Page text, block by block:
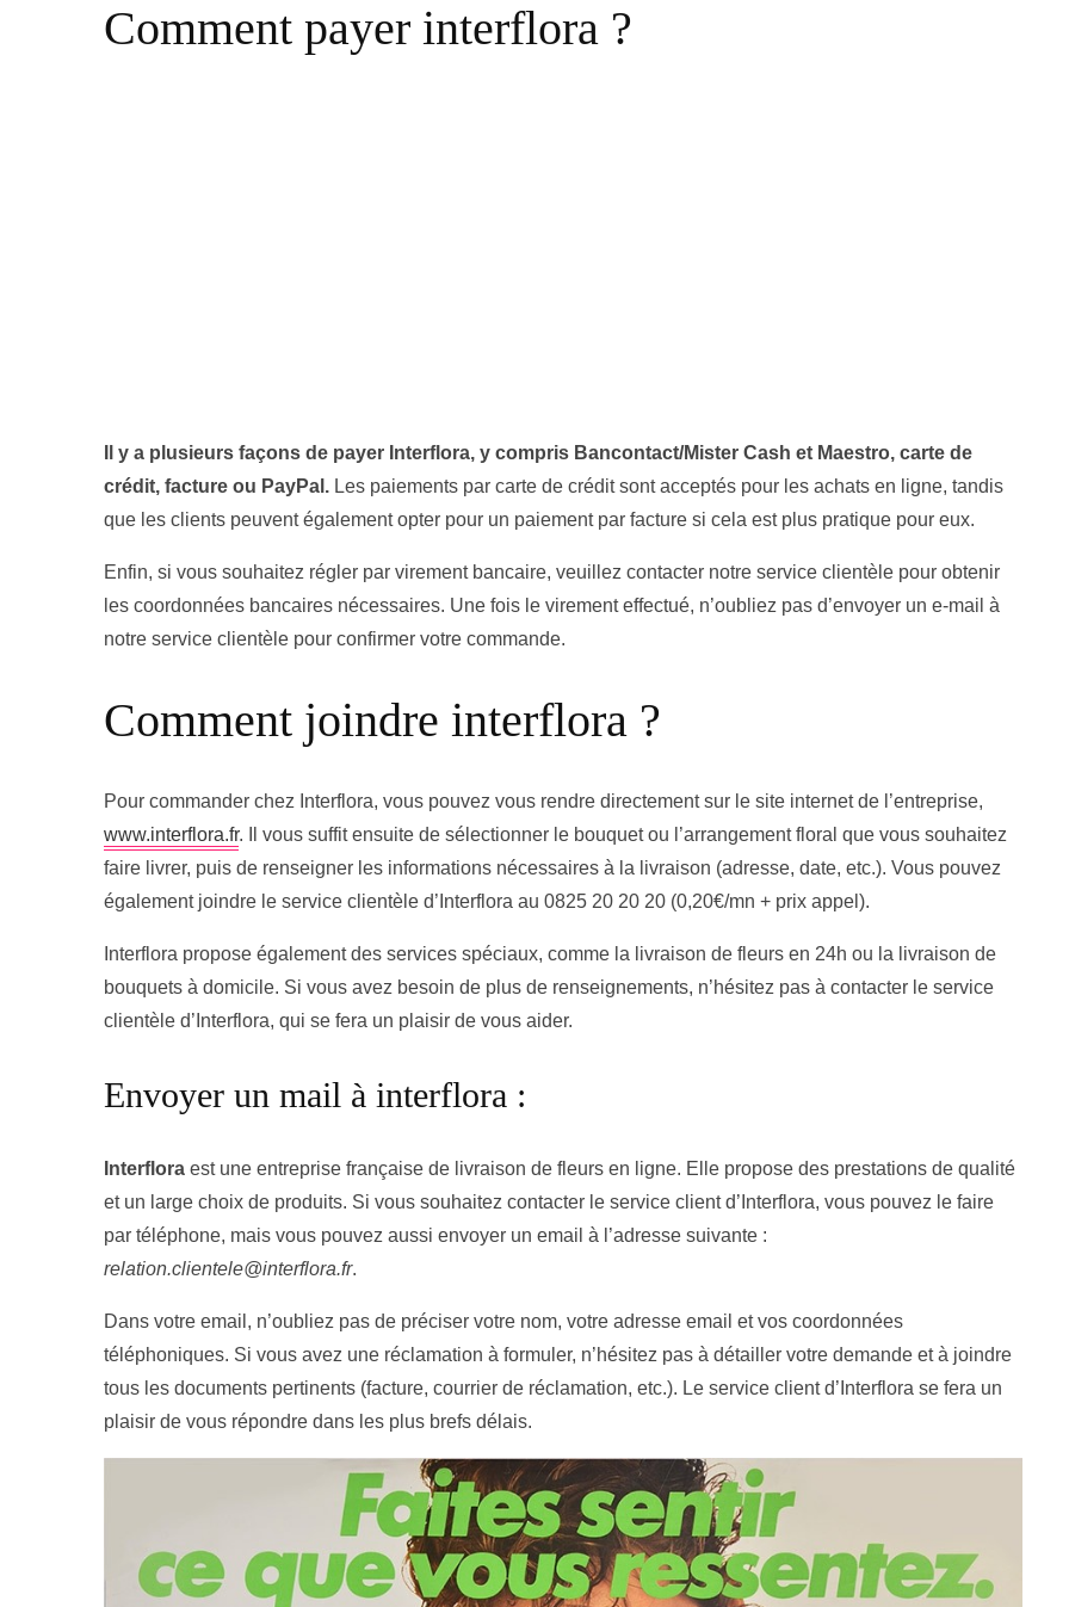
Comment payer interflora ?
Il y a plusieurs façons de payer Interflora, y compris Bancontact/Mister Cash et Maestro, carte de
crédit, facture ou PayPal. Les paiements par carte de crédit sont acceptés pour les achats en ligne, tandis
que les clients peuvent également opter pour un paiement par facture si cela est plus pratique pour eux.
Enfin, si vous souhaitez régler par virement bancaire, veuillez contacter notre service clientèle pour obtenir
les coordonnées bancaires nécessaires. Une fois le virement effectué, n’oubliez pas d’envoyer un e-mail à
notre service clientèle pour confirmer votre commande.
Comment joindre interflora ?
Pour commander chez Interflora, vous pouvez vous rendre directement sur le site internet de l’entreprise,
www.interflora.fr. Il vous suffit ensuite de sélectionner le bouquet ou l’arrangement floral que vous souhaitez
faire livrer, puis de renseigner les informations nécessaires à la livraison (adresse, date, etc.). Vous pouvez
également joindre le service clientèle d’Interflora au 0825 20 20 20 (0,20€/mn + prix appel).
Interflora propose également des services spéciaux, comme la livraison de fleurs en 24h ou la livraison de
bouquets à domicile. Si vous avez besoin de plus de renseignements, n’hésitez pas à contacter le service
clientèle d’Interflora, qui se fera un plaisir de vous aider.
Envoyer un mail à interflora :
Interflora est une entreprise française de livraison de fleurs en ligne. Elle propose des prestations de qualité
et un large choix de produits. Si vous souhaitez contacter le service client d’Interflora, vous pouvez le faire
par téléphone, mais vous pouvez aussi envoyer un email à l’adresse suivante :
relation.clientele@interflora.fr.
Dans votre email, n’oubliez pas de préciser votre nom, votre adresse email et vos coordonnées
téléphoniques. Si vous avez une réclamation à formuler, n’hésitez pas à détailler votre demande et à joindre
tous les documents pertinents (facture, courrier de réclamation, etc.). Le service client d’Interflora se fera un
plaisir de vous répondre dans les plus brefs délais.